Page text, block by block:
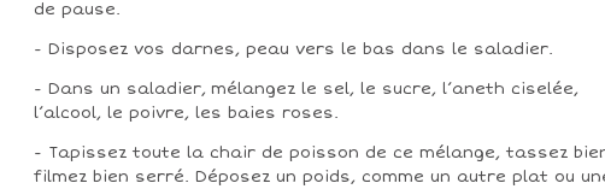
de pause.
- Disposez vos darnes, peau vers le bas dans le saladier.
- Dans un saladier, mélangez le sel, le sucre, l’aneth ciselée,
l’alcool, le poivre, les baies roses.
- Tapissez toute la chair de poisson de ce mélange, tassez
filmez bien serré. Déposez un poids, comme un autre plat ou